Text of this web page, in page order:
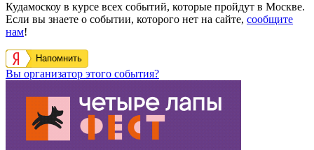
Кудамоскоу в курсе всех событий, которые пройдут в Москве.
Если вы знаете о событии, которого нет на сайте, сообщите
нам!
Напомнить
Вы организатор этого события?